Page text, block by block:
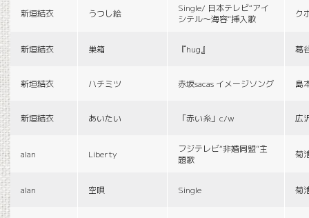
新垣結衣 うつし絵
Single/ 日本テレビ“アイ
シテル〜海容”挿入歌
ク
新垣結衣 巣箱 『hug』 葛
新垣結衣 ハチミツ 赤坂sacas イメージソング 島
新垣結衣 あいたい 「赤い糸」c/w 広
alan Liberty
フジテレビ“非婚同盟”主
題歌
菊
alan 空唄 Single 菊